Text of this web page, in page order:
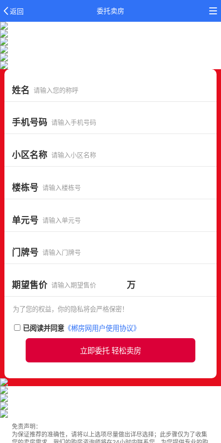
委托卖房
返回
姓名
手机号码
小区名称
楼栋号
单元号
门牌号
期望售价 万
为了您的权益，你的隐私将会严格保密！
已阅读并同意 《郴房网用户使用协议》
立即委托 轻松卖房
免责声明：
为保证推荐的准确性，请将以上选项尽量做出详尽选择；此步骤仅为了收集